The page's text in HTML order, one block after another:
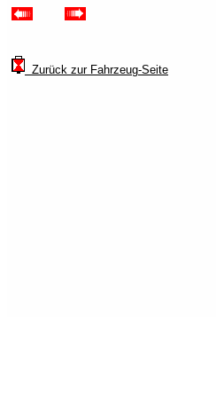
Zurück zur Fahrzeug-Seite